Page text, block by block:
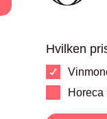
Hvilken
Horeca